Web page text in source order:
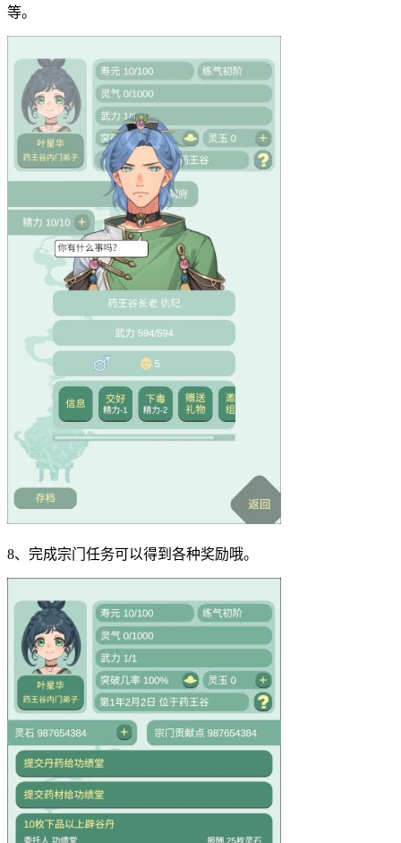
等。
8、完成宗门任务可以得到各种奖励哦。